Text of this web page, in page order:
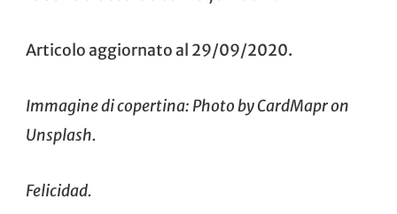
Articolo aggiornato al 29/09/2020.
Immagine di copertina: Photo byCardMapron
Unsplash.
Felicidad.